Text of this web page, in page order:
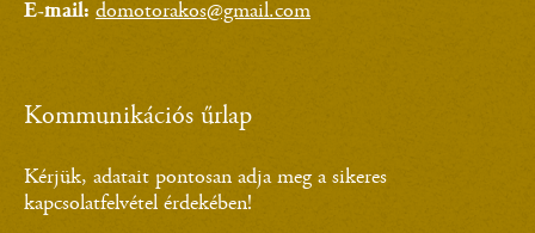
E-mail: domotorakos@gmail.com
Kommunikációs űrlap
Kérjük, adatait pontosan adja meg a sikeres
kapcsolatfelvétel érdekében!